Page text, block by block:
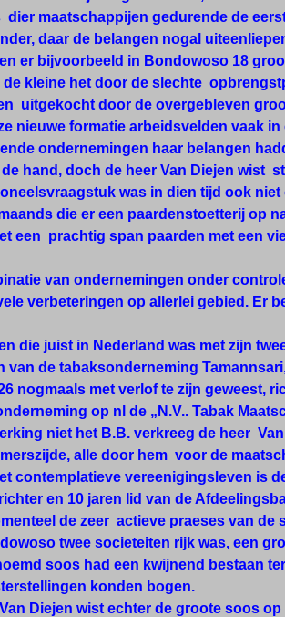
dier maatschappijen gedurende de
daar de belangen nogal
er bijvoorbeeld in Bondowoso 18
de kleine het door de slechte
uitgekocht door de overgebleven
nieuwe formatie arbeidsvelden vaak
ondernemingen haar belangen
de hand, doch de heer Van Diejen wist
was in dien tijd ook
die er een paardenstoetterij op
een prachtig span paarden met een
van ondernemingen onder
verbeteringen op allerlei gebied. Er
die juist in Nederland was met zijn
van de tabaksonderneming
nogmaals met verlof te zijn geweest,
op nl de „N.V.. Tabak
niet het B.B. verkreeg de heer
alle door hem voor de
contemplatieve vereenigingsleven is
en 10 jaren Iid van de
de zeer actieve praeses van de
twee societeiten rijk was, een
soos had een kwijnend bestaan
konden bogen.
Van Diejen wist echter de groote soos